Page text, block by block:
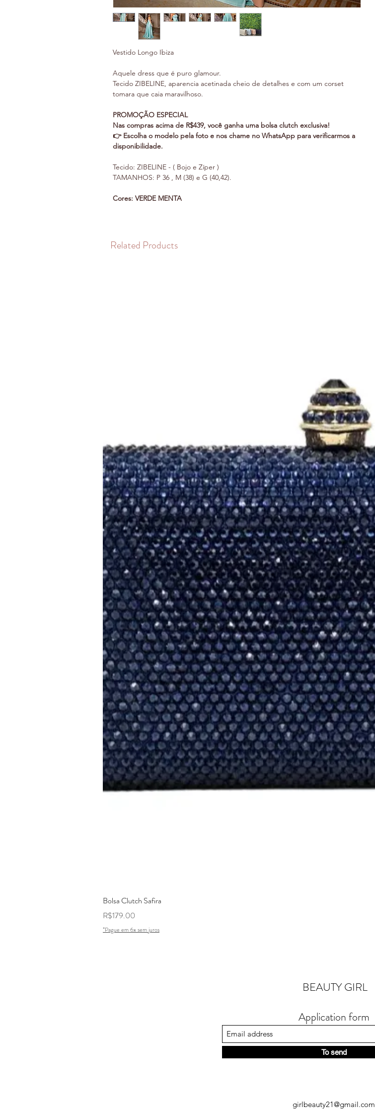
Vestido Longo Ibiza
Aquele dress que é puro glamour.
Tecido ZIBELINE, aparencia acetinada cheio de detalhes e com um corset
tomara que caia maravilhoso.
PROMOÇÃO ESPECIAL
Nas compras acima de R$439, você ganha uma bolsa clutch exclusiva!
👉 Escolha o modelo pela foto e nos chame no WhatsApp para verificarmos a
disponibilidade.
Tecido: ZIBELINE - ( Bojo e Zíper )
TAMANHOS: P 36 , M (38) e G (40,42).
Cores: VERDE MENTA
Related Products
Bolsa Clutch Safira
Price
R$179.00
*Pague em 6x sem juros
BEAUTY GIRL
Application form
To send
girlbeauty21@gmail.com